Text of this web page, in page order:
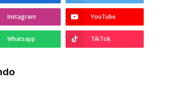
o Facebook Twitter
Instagram YouTube
Whatsapp TikTok